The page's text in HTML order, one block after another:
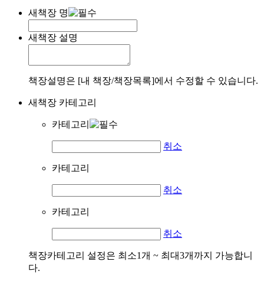
새책장 명
새책장 설명
책장설명은 [내 책장/책장목록]에서 수정할 수 있습니다.
새책장 카테고리
카테고리
취소
카테고리
취소
카테고리
취소
책장카테고리 설정은 최소1개 ~ 최대3개까지 가능합니
다.